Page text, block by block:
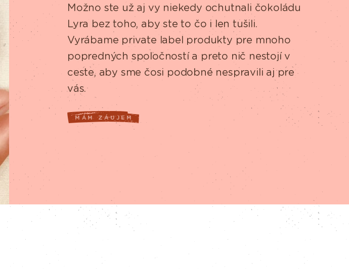
Možno ste už aj vy niekedy ochutnali čokoládu
Lyra bez toho, aby ste to čo i len tušili.
Vyrábame private label produkty pre mnoho
popredných spoločností a preto nič nestojí v
ceste, aby sme čosi podobné nespravili aj pre
vás.
MÁM ZÁUJEM